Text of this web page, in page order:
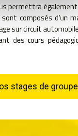
permettra
composés d’un
sur circuit
des cours
stages de groupe